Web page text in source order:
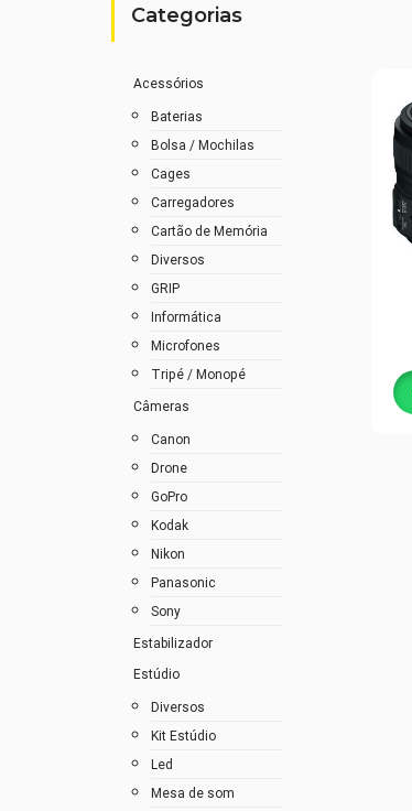
Categorias
Acessórios
Baterias
Bolsa / Mochilas
Cages
Carregadores
Cartão de Memória
Diversos
GRIP
Informática
Microfones
Tripé / Monopé
Câmeras
Canon
Drone
GoPro
Kodak
Nikon
Panasonic
Sony
Estabilizador
Estúdio
Diversos
Kit Estúdio
Led
Mesa de som